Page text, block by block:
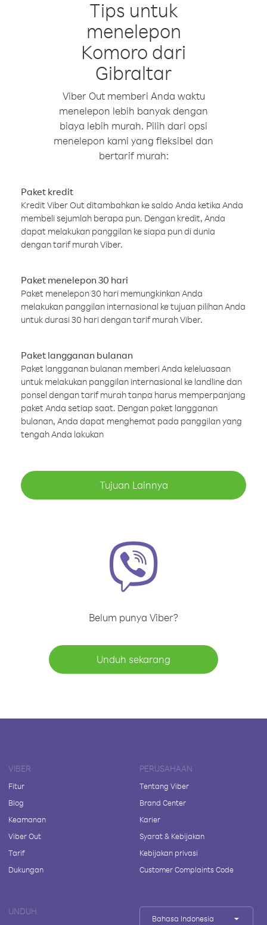
Tips untuk
menelepon
Komoro dari
Gibraltar
Viber Out memberi Anda waktu
menelepon lebih banyak dengan
biaya lebih murah. Pilih dari opsi
menelepon kami yang fleksibel dan
bertarif murah:
Paket kredit
Kredit Viber Out ditambahkan ke saldo Anda ketika Anda
membeli sejumlah berapa pun. Dengan kredit, Anda
dapat melakukan panggilan ke siapa pun di dunia
dengan tarif murah Viber.
Paket menelepon 30 hari
Paket menelepon 30 hari memungkinkan Anda
melakukan panggilan internasional ke tujuan pilihan Anda
untuk durasi 30 hari dengan tarif murah Viber.
Paket langganan bulanan
Paket langganan bulanan memberi Anda keleluasaan
untuk melakukan panggilan internasional ke landline dan
ponsel dengan tarif murah tanpa harus memperpanjang
paket Anda setiap saat. Dengan paket langganan
bulanan, Anda dapat menghemat pada panggilan yang
tengah Anda lakukan
Tujuan Lainnya
Belum punya Viber?
Unduh sekarang
VIBER
Fitur
Blog
Keamanan
Viber Out
Tarif
Dukungan
PERUSAHAAN
Tentang Viber
Brand Center
Karier
Syarat & Kebijakan
Kebijakan privasi
Customer Complaints Code
UNDUH
Bahasa Indonesia